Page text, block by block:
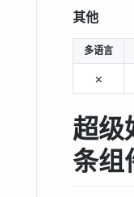
其他
多语言
×
超级
条组